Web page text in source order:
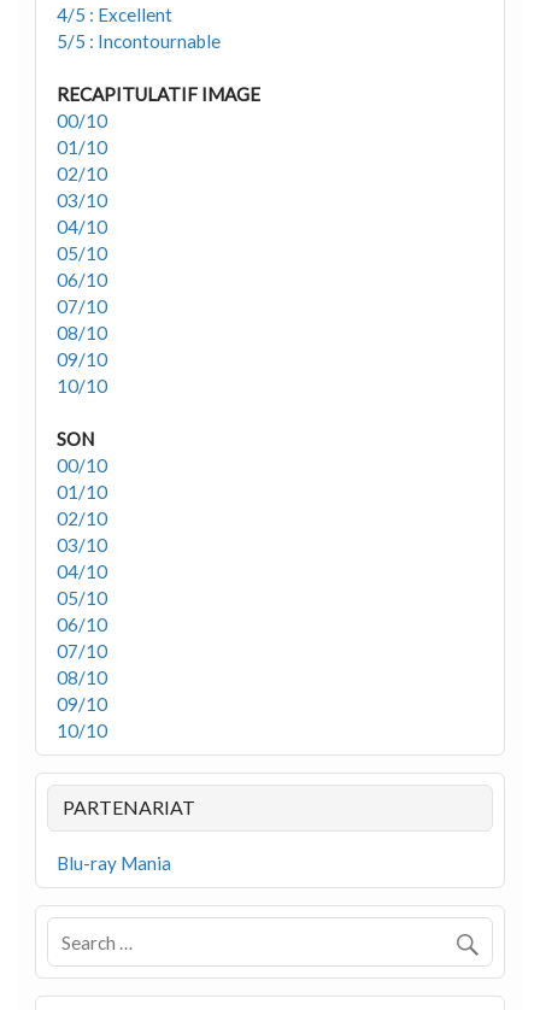
4/5 : Excellent
5/5 : Incontournable
RECAPITULATIF IMAGE
00/10
01/10
02/10
03/10
04/10
05/10
06/10
07/10
08/10
09/10
10/10
SON
00/10
01/10
02/10
03/10
04/10
05/10
06/10
07/10
08/10
09/10
10/10
PARTENARIAT
Blu-ray Mania